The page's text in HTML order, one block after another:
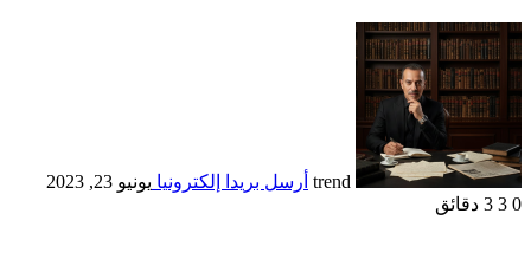
trend أرسل بريدا إلكترونيا يونيو 23, 2023
0
3 دقائق